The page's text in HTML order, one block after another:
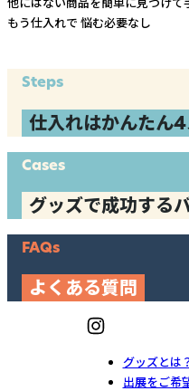
もう仕入れで 悩む必要なし
Steps
仕入れはかんたん
Cases
グッズで成功する
FAQs
よくある質問
グッズとは
出展をご希